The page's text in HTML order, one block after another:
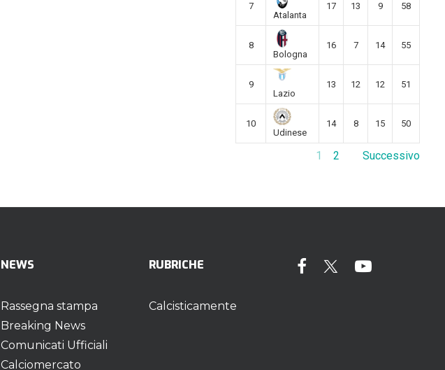
7
Atalanta
17 13 9 58
8
Bologna
16 7 14 55
9
Lazio
13 12 12 51
10
Udinese
14 8 15 50
1 2 Successivo
NEWS
Rassegna stampa
Breaking News
Comunicati Ufficiali
Calciomercato
RUBRICHE
Calcisticamente